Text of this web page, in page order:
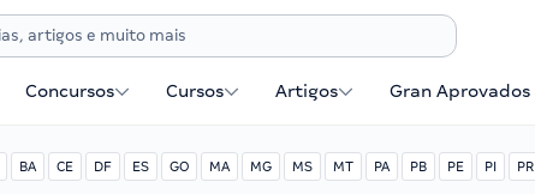
Concursos Cursos Artigos Gran Aprovados
BA CE DF ES GO MA MG MS MT PA PB PE PI PR